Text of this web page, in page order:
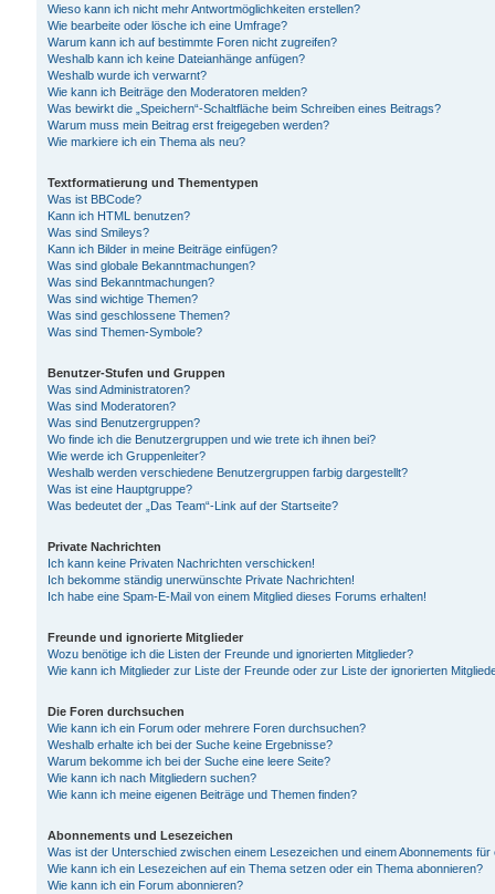
Wieso kann ich nicht mehr Antwortmöglichkeiten erstellen?
Wie bearbeite oder lösche ich eine Umfrage?
Warum kann ich auf bestimmte Foren nicht zugreifen?
Weshalb kann ich keine Dateianhänge anfügen?
Weshalb wurde ich verwarnt?
Wie kann ich Beiträge den Moderatoren melden?
Was bewirkt die „Speichern“-Schaltfläche beim Schreiben eines Beitrags?
Warum muss mein Beitrag erst freigegeben werden?
Wie markiere ich ein Thema als neu?
Textformatierung und Thementypen
Was ist BBCode?
Kann ich HTML benutzen?
Was sind Smileys?
Kann ich Bilder in meine Beiträge einfügen?
Was sind globale Bekanntmachungen?
Was sind Bekanntmachungen?
Was sind wichtige Themen?
Was sind geschlossene Themen?
Was sind Themen-Symbole?
Benutzer-Stufen und Gruppen
Was sind Administratoren?
Was sind Moderatoren?
Was sind Benutzergruppen?
Wo finde ich die Benutzergruppen und wie trete ich ihnen bei?
Wie werde ich Gruppenleiter?
Weshalb werden verschiedene Benutzergruppen farbig dargestellt?
Was ist eine Hauptgruppe?
Was bedeutet der „Das Team“-Link auf der Startseite?
Private Nachrichten
Ich kann keine Privaten Nachrichten verschicken!
Ich bekomme ständig unerwünschte Private Nachrichten!
Ich habe eine Spam-E-Mail von einem Mitglied dieses Forums erhalten!
Freunde und ignorierte Mitglieder
Wozu benötige ich die Listen der Freunde und ignorierten Mitglieder?
Wie kann ich Mitglieder zur Liste der Freunde oder zur Liste der ignorierten
Die Foren durchsuchen
Wie kann ich ein Forum oder mehrere Foren durchsuchen?
Weshalb erhalte ich bei der Suche keine Ergebnisse?
Warum bekomme ich bei der Suche eine leere Seite?
Wie kann ich nach Mitgliedern suchen?
Wie kann ich meine eigenen Beiträge und Themen finden?
Abonnements und Lesezeichen
Was ist der Unterschied zwischen einem Lesezeichen und einem Abonnements
Wie kann ich ein Lesezeichen auf ein Thema setzen oder ein Thema abonnieren?
Wie kann ich ein Forum abonnieren?